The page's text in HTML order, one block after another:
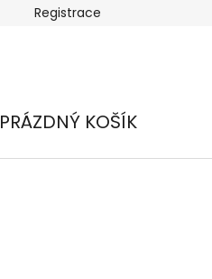
Moje objednávka
Registrace
PRÁZDNÝ KOŠÍK